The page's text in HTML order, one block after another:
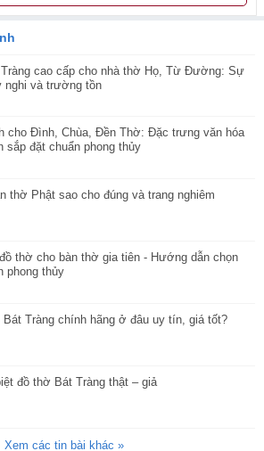
cao cấp cho nhà thờ Họ, Từ Đường: Sự
nghi và trường tồn
cho Đình, Chùa, Đền Thờ: Đặc trưng văn hóa
sắp đặt chuẩn phong thủy
thờ Phật sao cho đúng và trang nghiêm
thờ cho bàn thờ gia tiên - Hướng dẫn chọn
phong thủy
Bát Tràng chính hãng ở đâu uy tín, giá tốt?
đồ thờ Bát Tràng thật – giả
Xem các tin bài khác »